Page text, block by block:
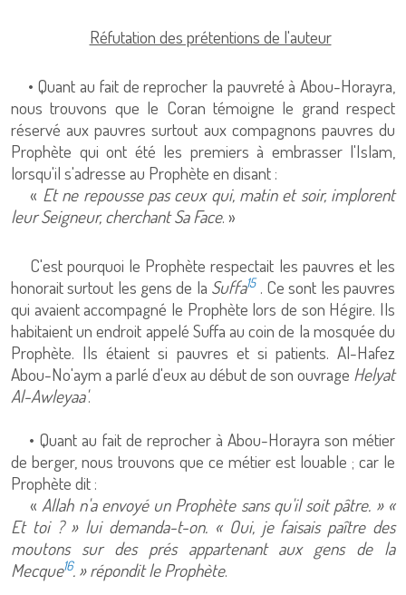
Réfutation des prétentions de l'auteur
• Quant au fait de reprocher la pauvreté à Abou-Horayra,
nous trouvons que le Coran témoigne le grand respect
réservé aux pauvres surtout aux compagnons pauvres du
Prophète qui ont été les premiers à embrasser l'Islam,
lorsqu'il s'adresse au Prophète en disant :
« Et ne repousse pas ceux qui, matin et soir, implorent
leur Seigneur, cherchant Sa Face. »
C'est pourquoi le Prophète respectait les pauvres et les
honorait surtout les gens de la Suffa15. Ce sont les pauvres
qui avaient accompagné le Prophète lors de son Hégire. Ils
habitaient un endroit appelé Suffa au coin de la mosquée du
Prophète. Ils étaient si pauvres et si patients. Al-Hafez
Abou-No'aym a parlé d'eux au début de son ouvrage Helyat
Al-Awleyaa'.
• Quant au fait de reprocher à Abou-Horayra son métier
de berger, nous trouvons que ce métier est louable ; car le
Prophète dit :
«Allah n'a envoyé un Prophète sans qu'il soit pâtre. » «
Et toi ? » lui demanda-t-on. « Oui, je faisais paître des
moutons sur des prés appartenant aux gens de la
Mecque16. » répondit le Prophète.